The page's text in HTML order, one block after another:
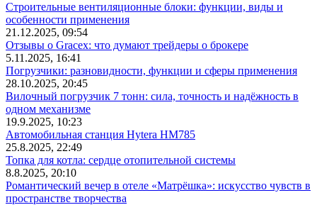
Строительные вентиляционные блоки: функции, виды и
особенности применения
21.12.2025, 09:54
Отзывы о Gracex: что думают трейдеры о брокере
5.11.2025, 16:41
Погрузчики: разновидности, функции и сферы применения
28.10.2025, 20:45
Вилочный погрузчик 7 тонн: сила, точность и надёжность в
одном механизме
19.9.2025, 10:23
Автомобильная станция Hytera HM785
25.8.2025, 22:49
Топка для котла: сердце отопительной системы
8.8.2025, 20:10
Романтический вечер в отеле «Матрёшка»: искусство чувств в
пространстве творчества